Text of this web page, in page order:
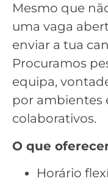
Mesmo que
uma vaga
enviar a tua
Procuramos
equipa,
por ambientes
colaborativos.
O que
Horário